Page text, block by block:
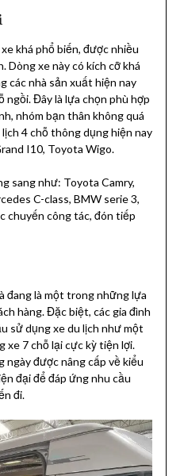
khá phổ biến, được nhiều
Dòng xe này có kích cỡ khá
các nhà sản xuất hiện nay
ngồi. Đây là lựa chọn phù hợp
nhóm bạn thân không quá
4 chỗ thông dụng hiện nay
I10, Toyota Wigo.
sang như: Toyota Camry,
C-class, BMW serie 3,
chuyến công tác, đón tiếp
đang là một trong những lựa
hàng. Đặc biệt, các gia đình
sử dụng xe du lịch như một
xe 7 chỗ lại cực kỳ tiện lợi.
ngày được nâng cấp về kiểu
đại để đáp ứng nhu cầu
đi.